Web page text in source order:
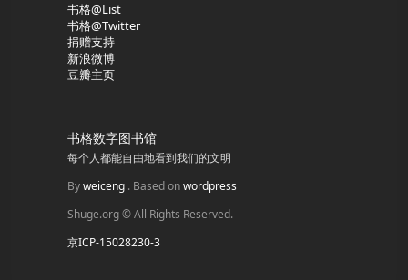
书格@List
书格@Twitter
捐赠支持
新浪微博
豆瓣主页
书格数字图书馆
每个人都能自由地看到我们的文明
Byweiceng . Based onwordpress
Shuge.org © All Rights Reserved.
京ICP-15028230-3